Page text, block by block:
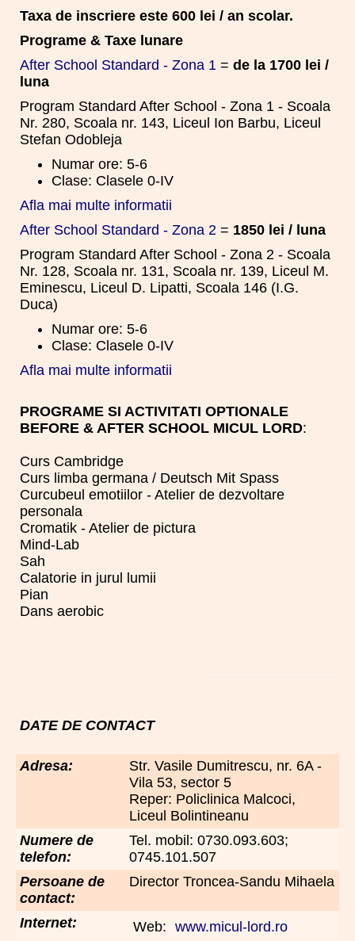
Taxa de inscriere este 600 lei / an scolar.
Programe & Taxe lunare
After School Standard - Zona 1 = de la 1700 lei /
luna
Program Standard After School - Zona 1 - Scoala
Nr. 280, Scoala nr. 143, Liceul Ion Barbu, Liceul
Stefan Odobleja
Numar ore: 5-6
Clase: Clasele 0-IV
Afla mai multe informatii
After School Standard - Zona 2 = 1850 lei / luna
Program Standard After School - Zona 2 - Scoala
Nr. 128, Scoala nr. 131, Scoala nr. 139, Liceul M.
Eminescu, Liceul D. Lipatti, Scoala 146 (I.G.
Duca)
Numar ore: 5-6
Clase: Clasele 0-IV
Afla mai multe informatii
PROGRAME SI ACTIVITATI OPTIONALE
BEFORE & AFTER SCHOOL MICUL LORD:
Curs Cambridge
Curs limba germana / Deutsch Mit Spass
Curcubeul emotiilor - Atelier de dezvoltare
personala
Cromatik - Atelier de pictura
Mind-Lab
Sah
Calatorie in jurul lumii
Pian
Dans aerobic
DATE DE CONTACT
Adresa:
Str. Vasile Dumitrescu, nr. 6A -
Vila 53, sector 5
Reper: Policlinica Malcoci,
Liceul Bolintineanu
Numere de
telefon:
Tel. mobil: 0730.093.603;
0745.101.507
Persoane de
contact:
Director Troncea-Sandu Mihaela
Internet: Web: www.micul-lord.ro